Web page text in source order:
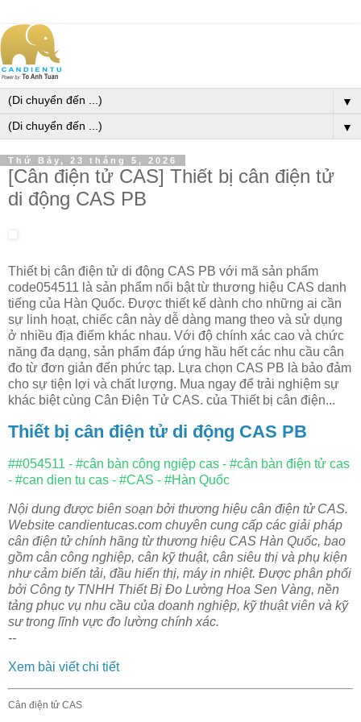
▼
▼
Thứ Bảy, 23 tháng 5, 2026
[Cân điện tử CAS] Thiết bị cân điện tử
di động CAS PB
Thiết bị cân điện tử di động CAS PB với mã sản phẩm
code054511 là sản phẩm nổi bật từ thương hiệu CAS danh
tiếng của Hàn Quốc. Được thiết kế dành cho những ai cần
sự linh hoạt, chiếc cân này dễ dàng mang theo và sử dụng
ở nhiều địa điểm khác nhau. Với độ chính xác cao và chức
năng đa dạng, sản phẩm đáp ứng hầu hết các nhu cầu cân
đo từ đơn giản đến phức tạp. Lựa chọn CAS PB là bảo đảm
cho sự tiện lợi và chất lượng. Mua ngay để trải nghiệm sự
khác biệt cùng Cân Điện Tử CAS. của Thiết bị cân điện...
Thiết bị cân điện tử di động CAS PB
##054511 - #cân bàn công ngiệp cas - #cân bàn điện tử cas
- #can dien tu cas - #CAS - #Hàn Quốc
Nội dung được biên soạn bởi thương hiệu cân điện tử CAS.
Website candientucas.com chuyên cung cấp các giải pháp
cân điện tử chính hãng từ thương hiệu CAS Hàn Quốc, bao
gồm cân công nghiệp, cân kỹ thuật, cân siêu thị và phụ kiện
như cảm biến tải, đầu hiển thị, máy in nhiệt. Được phân phối
bởi Công ty TNHH Thiết Bị Đo Lường Hoa Sen Vàng, nền
tảng phục vụ nhu cầu của doanh nghiệp, kỹ thuật viên và kỹ
sư trong lĩnh vực đo lường chính xác.
--
Xem bài viết chi tiết
Cân điện tử CAS